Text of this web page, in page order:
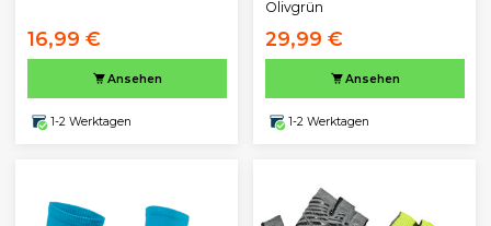
16,99 €
Ansehen
1-2 Werktagen
Olivgrün
29,99 €
Ansehen
1-2 Werktagen